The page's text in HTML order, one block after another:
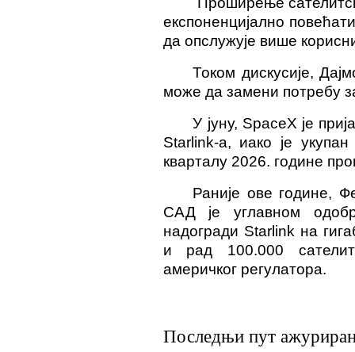
експоненцијално
да опслужује више
Током дискусије,
може да замени потребу
У јуну, SpaceX је
Starlink-а, иако је
кварталу 2026. године
Раније ове године,
САД је углавном
надогради Starlink на
и рад 100.000
америчког регулатора.
Последњи пут